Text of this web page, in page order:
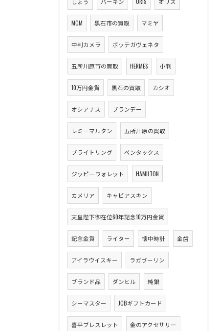
MCM 黒石市の買取 マミヤ
中判カメラ ボッテガヴェネタ
五所川原市の買取 HERMES 小判
10万円金貨 黒石の買取 カシオ
オシアナス ブランデー
レミーマルタン 五所川原の買取
ブライトリング ペンタックス
ジッピーウォレット HAMILTON
カメリア キャビアスキン
天皇陛下御在位60年記念10万円金貨
記念金貨 ライター 懐中時計 金歯
アイラウイスキー ラガヴーリン
ブランド品 ダンヒル 純銀
シーマスター JCBギフトカード
喜平ブレスレット 金のアクセサリー